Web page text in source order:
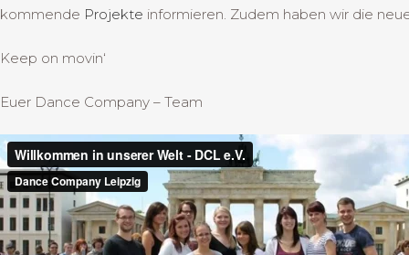
kommende Projekte informieren. Zudem haben wir die
Keep on movin‘
Euer Dance Company – Team